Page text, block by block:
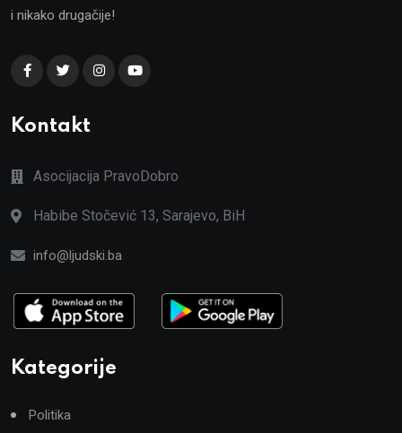
i nikako drugačije!
Kontakt
Asocijacija PravoDobro
Habibe Stočević 13, Sarajevo, BiH
info@ljudski.ba
Kategorije
Politika